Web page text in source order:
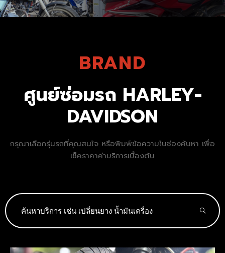
BRAND
ศูนย์ซ่อมรถ HARLEY-
DAVIDSON
กรุณาเลือกรุ่นรถที่คุณสนใจ หรือพิมพ์ข้อความในช่องค้นหา เพื่อ
เช็คราคาค่าบริการเบื้องต้น